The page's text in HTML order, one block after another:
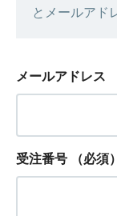
とメールアド
メールアドレス
受注番号 （必須）